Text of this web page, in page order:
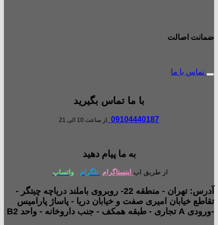
ضمانت اصالت
تماس با ما
با ما تماس بگیرید
09104440187 از ساعت 10 الی 21
به ما پیام دهید
از طریق اپ اینستاگرام تلگرام واتساپ
آدرس: تهران - منطقه 22- روبروی باملند دریاچه چیتگر -
تقاطع خیابان امیری صفت و خیابان دریا - پاساژ پارامیس
-ورودی A تجاری - طبقه همکف - جنب داروخانه - واحد B2